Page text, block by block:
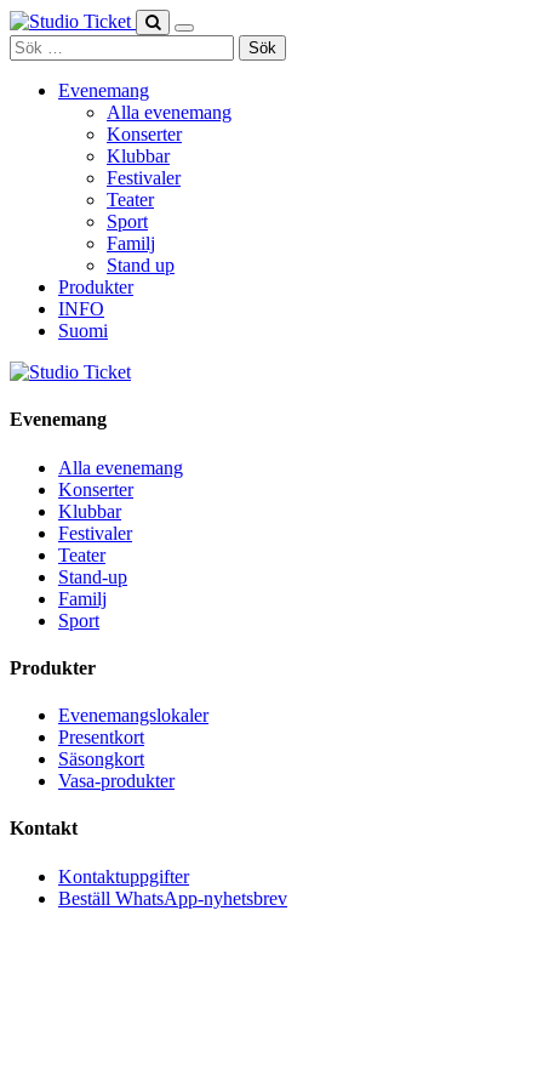
Skip
to
content
Sök
efter:
Evenemang
Alla evenemang
Konserter
Klubbar
Festivaler
Teater
Sport
Familj
Stand up
Produkter
INFO
Suomi
Evenemang
Alla evenemang
Konserter
Klubbar
Festivaler
Teater
Stand-up
Familj
Sport
Produkter
Evenemangslokaler
Presentkort
Säsongkort
Vasa-produkter
Kontakt
Kontaktuppgifter
Beställ WhatsApp-nyhetsbrev